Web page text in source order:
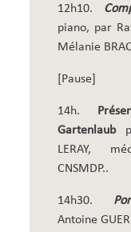
12h10.
piano, par
Mélanie
[Pause]
14h.
Gartenlaub
LERAY,
CNSMDP..
14h30.
Antoine